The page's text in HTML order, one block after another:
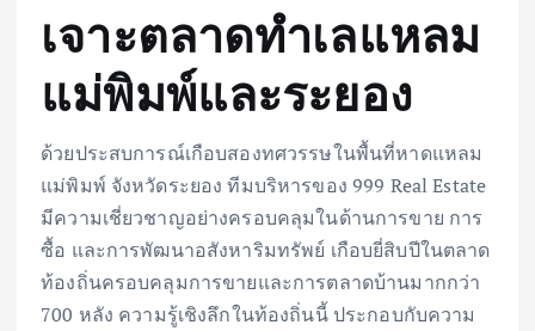
เจาะตลาดทำเลแหลม
แม่พิมพ์และระยอง
ด้วยประสบการณ์เกือบสองทศวรรษในพื้นที่หาดแหลม
แม่พิมพ์ จังหวัดระยอง ทีมบริหารของ 999 Real Estate
มีความเชี่ยวชาญอย่างครอบคลุมในด้านการขาย การ
ซื้อ และการพัฒนาอสังหาริมทรัพย์ เกือบยี่สิบปีในตลาด
ท้องถิ่นครอบคลุมการขายและการตลาดบ้านมากกว่า
700 หลัง ความรู้เชิงลึกในท้องถิ่นนี้ ประกอบกับความ